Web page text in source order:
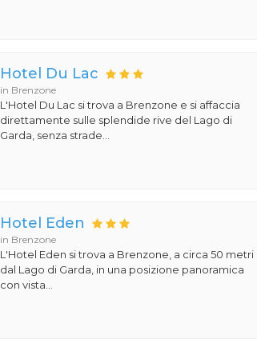
Hotel Du Lac
in Brenzone
L'Hotel Du Lac si trova a Brenzone e si affaccia
direttamente sulle splendide rive del Lago di
Garda, senza strade...
Hotel Eden
in Brenzone
L'Hotel Eden si trova a Brenzone, a circa 50 metri
dal Lago di Garda, in una posizione panoramica
con vista...